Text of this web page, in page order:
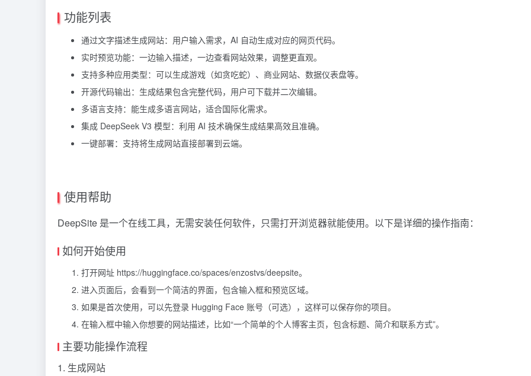
功能列表
通过文字描述生成网站：用户输入需求，AI 自动生成对应的网页代码。
实时预览功能：一边输入描述，一边查看网站效果，调整更直观。
支持多种应用类型：可以生成游戏（如贪吃蛇）、商业网站、数据仪表盘等。
开源代码输出：生成结果包含完整代码，用户可下载并二次编辑。
多语言支持：能生成多语言网站，适合国际化需求。
集成 DeepSeek V3 模型：利用 AI 技术确保生成结果高效且准确。
一键部署：支持将生成网站直接部署到云端。
使用帮助
DeepSite 是一个在线工具，无需安装任何软件，只需打开浏览器就能使用。以下是详细的操作指南：
如何开始使用
打开网址 https://huggingface.co/spaces/enzostvs/deepsite。
进入页面后，会看到一个简洁的界面，包含输入框和预览区域。
如果是首次使用，可以先登录 Hugging Face 账号（可选），这样可以保存你的项目。
在输入框中输入你想要的网站描述，比如“一个简单的个人博客主页，包含标题、简介和联系方式”。
主要功能操作流程
1. 生成网站